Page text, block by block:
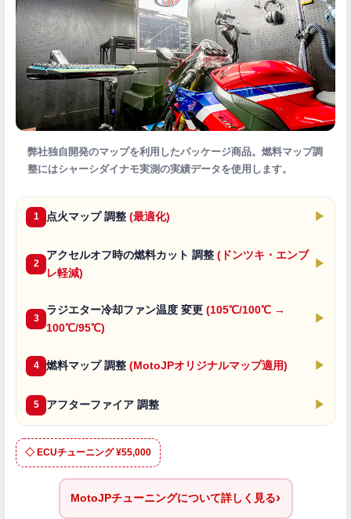
弊社独自開発のマップを利用したパッケージ商品。燃料マップ調
整にはシャーシダイナモ実測の実績データを使用します。
1 点火マップ 調整 (最適化) ▶
2
アクセルオフ時の燃料カット 調整 (ドンツキ・エンブ
レ軽減)
▶
3
ラジエター冷却ファン温度 変更 (105℃/100℃ →
100℃/95℃)
▶
4 燃料マップ 調整 (MotoJPオリジナルマップ適用) ▶
5 アフターファイア 調整 ▶
◇ ECUチューニング ¥55,000
MotoJPチューニングについて詳しく見る›